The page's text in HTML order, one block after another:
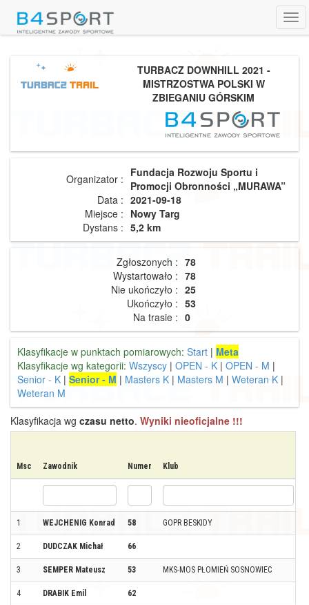
TURBACZ DOWNHILL 2021 -
MISTRZOSTWA POLSKI W
ZBIEGANIU GÓRSKIM
Organizator : Fundacja Rozwoju Sportu i
Promocji Obronności „MURAWA”
Data : 2021-09-18
Miejsce : Nowy Targ
Dystans : 5,2 km
Zgłoszonych : 78
Wystartowało : 78
Nie ukończyło : 25
Ukończyło : 53
Na trasie : 0
Klasyfikacje w punktach pomiarowych: Start | Meta
Klasyfikacje wg kategorii: Wszyscy | OPEN - K | OPEN - M |
Senior - K | Senior - M | Masters K | Masters M | Weteran K |
Weteran M
Klasyfikacja wg czasu netto. Wyniki nieoficjalne !!!
Msc Zawodnik Numer Klub
1 WEJCHENIG Konrad 58 GOPR BESKIDY
2 DUDCZAK Michał 66
3 SEMPER Mateusz 53 MKS-MOS PŁOMIEŃ SOSNOWIEC
4 DRABIK Emil 62